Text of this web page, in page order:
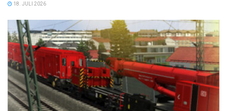
18. JULI 2026